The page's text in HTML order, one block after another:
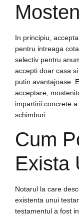
In principiu,
pentru intreaga
selectiv pentru
accepti doar casa
putin avantajoase.
acceptare,
impartirii concrete
schimburi.
Cum
Exista
Notarul la care
existenta unui
testamentul a fost